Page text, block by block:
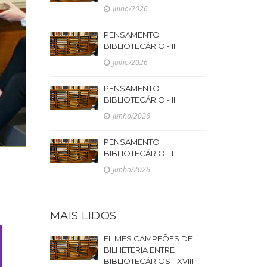
Julho/2026
PENSAMENTO
BIBLIOTECÁRIO - III
Julho/2026
PENSAMENTO
BIBLIOTECÁRIO - II
Junho/2026
PENSAMENTO
BIBLIOTECÁRIO - I
Junho/2026
MAIS LIDOS
FILMES CAMPEÕES DE
BILHETERIA ENTRE
BIBLIOTECÁRIOS - XVIII